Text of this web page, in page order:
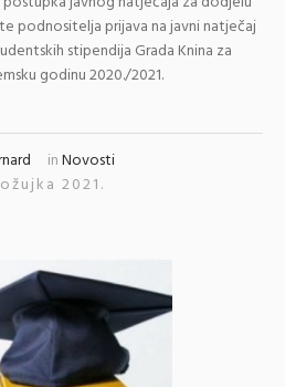
podnositelja prijava na javni natječaj
stipendija Grada Knina za
godinu 2020./2021.
inNovosti
2021.